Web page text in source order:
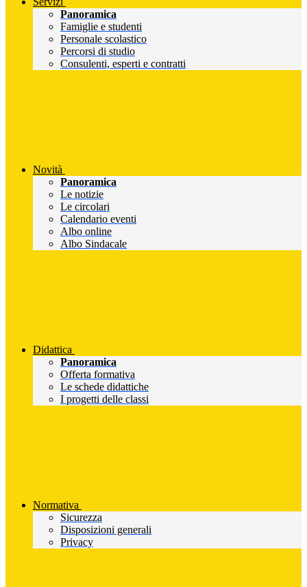
Panoramica
Famiglie e studenti
Personale scolastico
Percorsi di studio
Consulenti, esperti e contratti
Novità
Panoramica
Le notizie
Le circolari
Calendario eventi
Albo online
Albo Sindacale
Didattica
Panoramica
Offerta formativa
Le schede didattiche
I progetti delle classi
Normativa
Sicurezza
Disposizioni generali
Privacy